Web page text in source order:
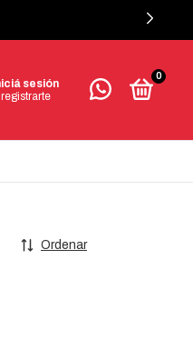
sesión
0
Ordenar